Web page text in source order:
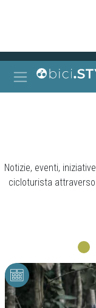
Notizie, eventi,
cicloturista